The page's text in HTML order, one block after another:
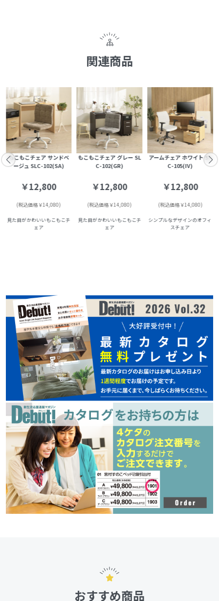
関連商品
もこもこチェア サンドベ
ージュ SLC-102(SA)
￥12,800
(税込価格￥14,080)
見た目がかわいいもこもこチ
ェア
もこもこチェア グレー SL
C-102(GR)
￥12,800
(税込価格￥14,080)
見た目がかわいいもこもこチ
ェア
アームチェア ホワイト SL
C-105(IV)
￥12,800
(税込価格￥14,080)
シンプルなデザインのオフィ
スチェア
おすすめ商品